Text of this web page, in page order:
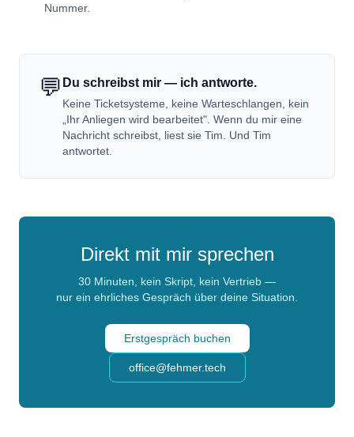
Nummer.
💬 Du schreibst mir — ich antworte.
Keine Ticketsysteme, keine Warteschlangen, kein
„Ihr Anliegen wird bearbeitet". Wenn du mir eine
Nachricht schreibst, liest sie Tim. Und Tim
antwortet.
Direkt mit mir sprechen
30 Minuten, kein Skript, kein Vertrieb —
nur ein ehrliches Gespräch über deine Situation.
Erstgespräch buchen
office@fehmer.tech